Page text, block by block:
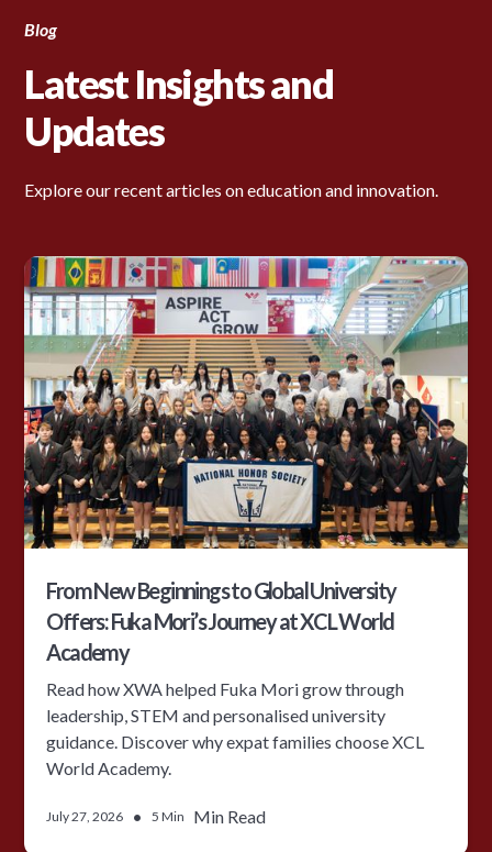
Blog
Latest Insights and
Updates
Explore our recent articles on education and innovation.
From New Beginnings to Global University
Offers: Fuka Mori’s Journey at XCL World
Academy
Read how XWA helped Fuka Mori grow through
leadership, STEM and personalised university
guidance. Discover why expat families choose XCL
World Academy.
July 27, 2026 • 5 Min Min Read